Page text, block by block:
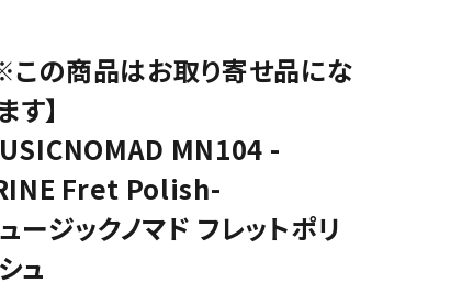
その他金管
中古管楽器
CD/楽譜・音楽雑貨
CD、映像ソフト等
この商品はお取り寄せ品にな
す】
MN104 -
Fret Polish-
ージックノマド フレットポリ
ュ